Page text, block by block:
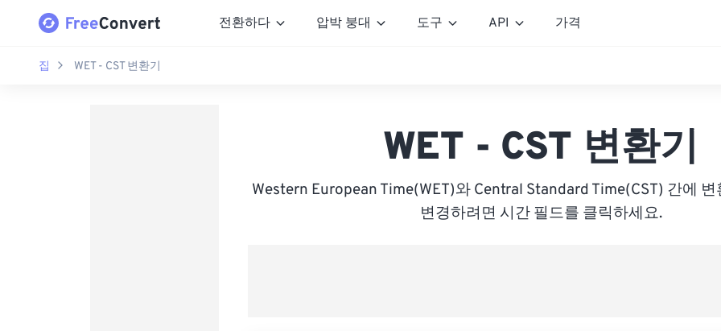
전환하다 압박 붕대 도구 API 가격
집 WET - CST 변환기
WET - CST 변환기
Western European Time(WET)와 Central Standard Time(CST) 간에
변경하려면 시간 필드를 클릭하세요.